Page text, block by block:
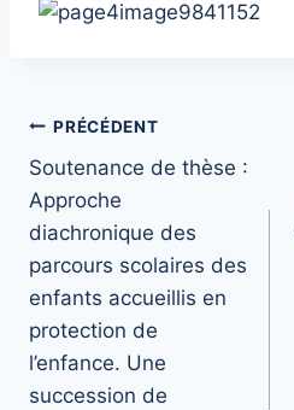
Navigation
de
l’article
PRÉCÉDENT
Soutenance de thèse :
Approche
diachronique des
parcours scolaires des
enfants accueillis en
protection de
l’enfance. Une
succession de